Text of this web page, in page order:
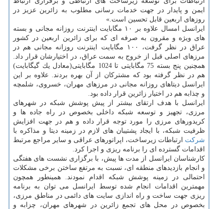
ایمن و پایدار در جهت خدمات رسانی مطلوب به زائرین عزیز در
روزهای اربعین قابل تحسین است.»
ایرانسل امسال علاوه بر ۱۰ مگابایت اینترنت روزانه مجانی و بسته
های ویژه و مقرون به صرفه ای كه برای زائرین اربعین در كشور
عراق در نظر گرفت، ۱۰۰ مگابایت اینترنت روزانه مجانی هم در
مرزهای اصلی قبل از خروج به سمت عراق، در اختیارشان قرار داد.
همچنین پنج بسته 75 مگابایتی تا 1024 مگابایتی(معادل یك گیگابایت)
هم در نظر گرفته بود كه مشتركان از آن بهره بردند. علاوه بر این
ایرانسل دیتاهای روزانه مجانی در مرزهای مهران، خسروی، شلمچه
و چذابه هم در اختیار زائرین قرار داده بود.
ایرانسل با هدف ارتقای بیشتر از پیش پوشش شبكه در شهرهای
مرزی، تجهیز و توسعه شبكه داخلی بخصوص در راه جاده ها و
كریدورهای مرزی را مورد توجه قرار داده و هم در جهت افزایش
ظرفیت شبكه، با ایجاد پشتیبان های لازم در زمینه دیتا و مذاكره با
شركت ارتباطات زیرساخت، اپراتورهای عراقی و سایر مراجع مرتبط
اقدامات گسترده ای را برنامه ریزی و اجرا كرد.
كارشناسان ایرانسل از مدت ها پیش، با برگزاری نشست های هفتگی
و انجام بازدیدهای منطقه ای، نسبت به مرتفع ساختن برخی مشكلات
احتمالی در زمینه پوشش شبكه اقدام نمودند. همینطور همچون
مهمترین اقدامات انجام شده توسط ایرانسل می توان به برنامه
ریزی جهت ساخت و راه اندازی سایت های دائمی در مناطق مرزی،
بخصوص در محل های تجمع زائرین در شهرهای مهران، چزابه و